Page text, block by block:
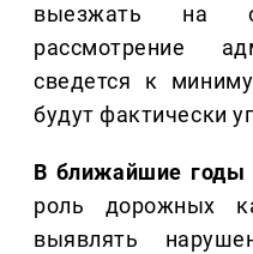
выезжать на
рассмотрение
сведется к
будут фактически
В ближайшие годы
роль дорожных
выявлять